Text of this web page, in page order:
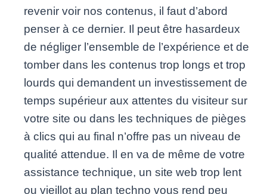
revenir voir nos contenus, il faut d’abord
penser à ce dernier. Il peut être hasardeux
de négliger l’ensemble de l’expérience et de
tomber dans les contenus trop longs et trop
lourds qui demandent un investissement de
temps supérieur aux attentes du visiteur sur
votre site ou dans les techniques de pièges
à clics qui au final n’offre pas un niveau de
qualité attendue. Il en va de même de votre
assistance technique, un site web trop lent
ou vieillot au plan techno vous rend peu